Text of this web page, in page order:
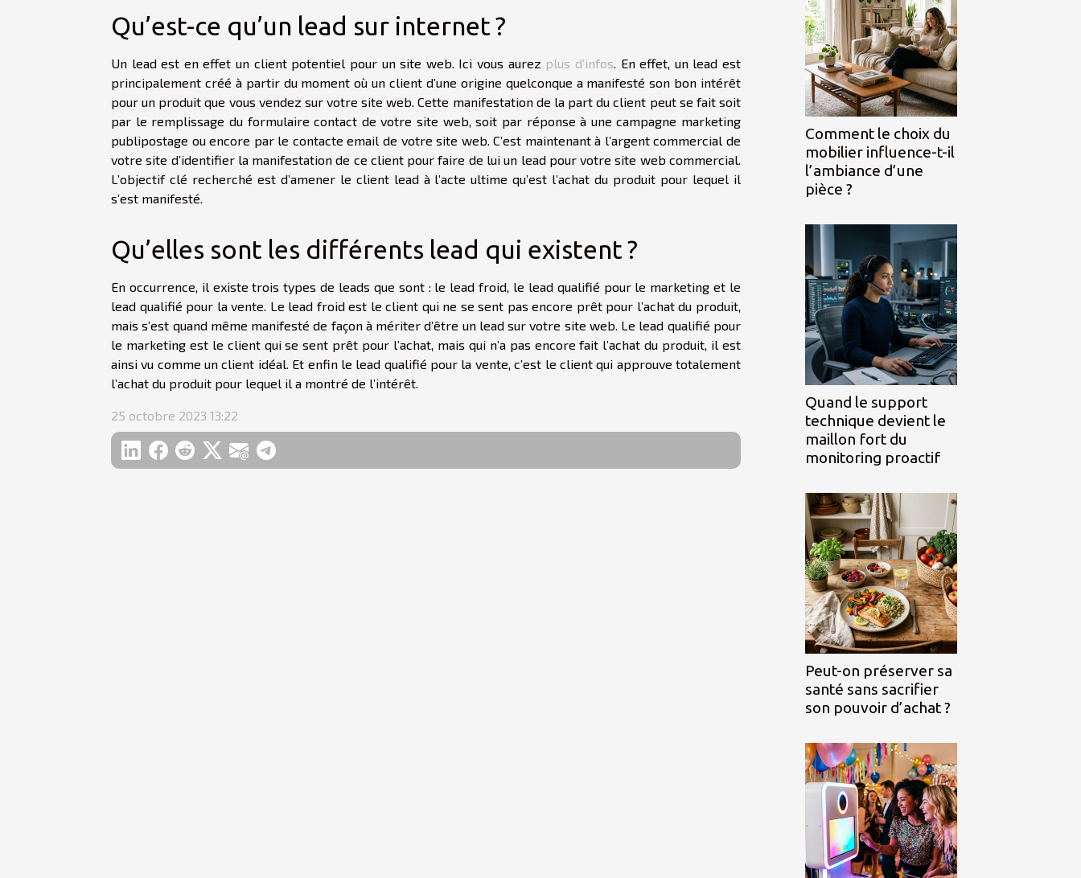
Qu’est-ce qu’un lead sur internet ?
Un lead est en effet un client potentiel pour un site web. Ici vous aurez plus d’infos. En effet, un lead est
principalement créé à partir du moment où un client d’une origine quelconque a manifesté son bon intérêt
pour un produit que vous vendez sur votre site web. Cette manifestation de la part du client peut se fait soit
par le remplissage du formulaire contact de votre site web, soit par réponse à une campagne marketing
publipostage ou encore par le contacte email de votre site web. C’est maintenant à l’argent commercial de
votre site d’identifier la manifestation de ce client pour faire de lui un lead pour votre site web commercial.
L’objectif clé recherché est d’amener le client lead à l’acte ultime qu’est l’achat du produit pour lequel il
s’est manifesté.
Qu’elles sont les différents lead qui existent ?
En occurrence, il existe trois types de leads que sont : le lead froid, le lead qualifié pour le marketing et le
lead qualifié pour la vente. Le lead froid est le client qui ne se sent pas encore prêt pour l’achat du produit,
mais s’est quand même manifesté de façon à mériter d’être un lead sur votre site web. Le lead qualifié pour
le marketing est le client qui se sent prêt pour l’achat, mais qui n’a pas encore fait l’achat du produit, il est
ainsi vu comme un client idéal. Et enfin le lead qualifié pour la vente, c’est le client qui approuve totalement
l’achat du produit pour lequel il a montré de l’intérêt.
25 octobre 2023 13:22
Comment le choix du
mobilier influence-t-il
l’ambiance d’une
pièce ?
Quand le support
technique devient le
maillon fort du
monitoring proactif
Peut-on préserver sa
santé sans sacrifier
son pouvoir d’achat ?